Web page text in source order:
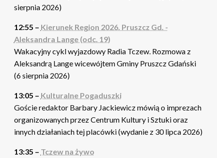
sierpnia 2026)
12:55 – Kierunek Region 2026. Pruszcz Gd. -
Aleksandra Lange (odc. 19)
Wakacyjny cykl wyjazdowy Radia Tczew. Rozmowa z
Aleksandrą Lange wicewójtem Gminy Pruszcz Gdański
(6 sierpnia 2026)
13:05 – Kulturalne Pogaduszki
Goście redaktor Barbary Jackiewicz mówią o imprezach
organizowanych przez Centrum Kultury i Sztuki oraz
innych działaniach tej placówki (wydanie z 30 lipca 2026)
13:35 – Tczew na żywo